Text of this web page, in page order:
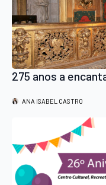
275 anos a
ANA ISABEL CASTRO